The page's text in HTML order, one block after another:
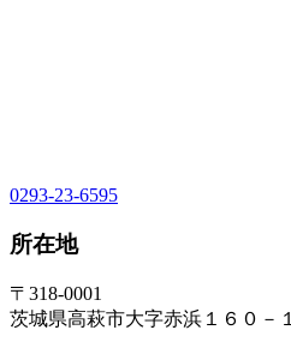
0293-23-6595
所在地
〒318-0001
茨城県高萩市大字赤浜１６０－１